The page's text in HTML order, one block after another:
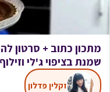
מתכון כתוב + סרטון
שמנת בציפוי ג'לי
זקלין פדלון